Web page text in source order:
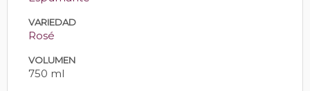
VARIEDAD
Rosé
VOLUMEN
750 ml